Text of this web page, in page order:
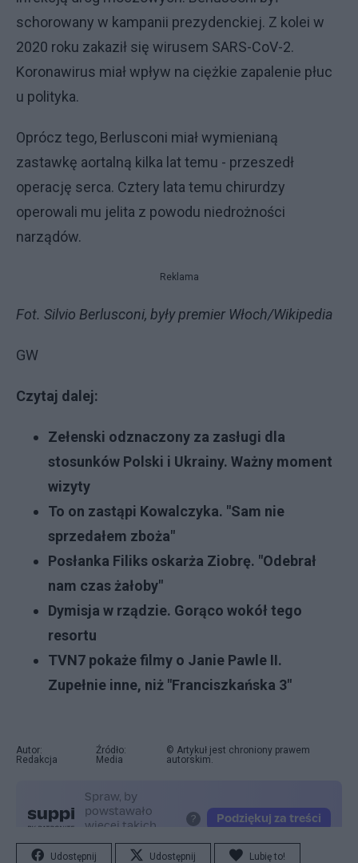
schorowany w kampanii prezydenckiej. Z kolei w
2020 roku zakaził się wirusem SARS-CoV-2.
Koronawirus miał wpływ na ciężkie zapalenie płuc
u polityka.
Oprócz tego, Berlusconi miał wymienianą
zastawkę aortalną kilka lat temu - przeszedł
operację serca. Cztery lata temu chirurdzy
operowali mu jelita z powodu niedrożności
narządów.
Reklama
Fot. Silvio Berlusconi, były premier Włoch/Wikipedia
GW
Czytaj dalej:
Zełenski odznaczony za zasługi dla
stosunków Polski i Ukrainy. Ważny moment
wizyty
To on zastąpi Kowalczyka. "Sam nie
sprzedałem zboża"
Posłanka Filiks oskarża Ziobrę. "Odebrał
nam czas żałoby"
Dymisja w rządzie. Gorąco wokół tego
resortu
TVN7 pokaże filmy o Janie Pawle II.
Zupełnie inne, niż "Franciszkańska 3"
Autor:
Redakcja
Źródło:
Media
© Artykuł jest chroniony prawem
autorskim.
Udostępnij Udostępnij Lubię to!